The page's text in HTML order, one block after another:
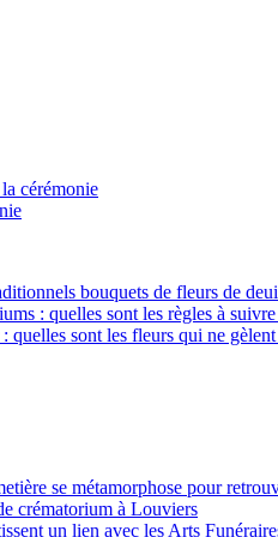
cérémonie
bouquets de fleurs de
: quelles sont les règles à
quelles sont les fleurs qui ne gèlent
se métamorphose pour
crématorium à Louviers
un lien avec les Arts